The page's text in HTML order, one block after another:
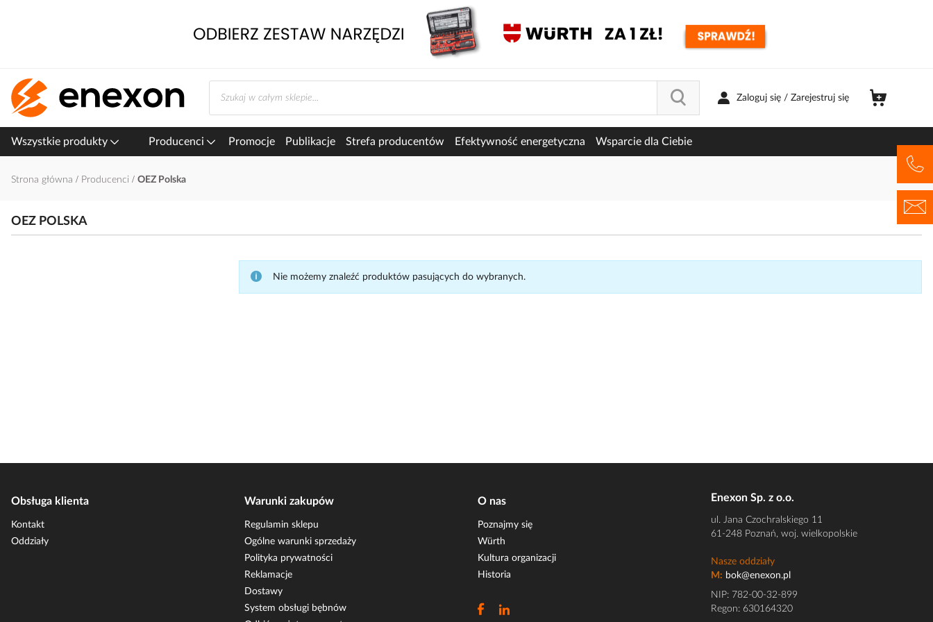
Zaloguj się / Zarejestruj się
Wszystkie produkty Producenci Promocje Publikacje Strefa producentów Efektywność energetyczna Wsparcie dla Ciebie
Strona główna Producenci OEZ Polska
OEZ POLSKA
Nie możemy znaleźć produktów pasujących do wybranych.
Obsługa klienta
Kontakt
Oddziały
Warunki zakupów
Regulamin sklepu
Ogólne warunki sprzedaży
Polityka prywatności
Reklamacje
Dostawy
System obsługi bębnów
O nas
Poznajmy się
Würth
Kultura organizacji
Historia
Enexon Sp. z o.o.
ul. Jana Czochralskiego 11
61-248 Poznań, woj. wielkopolskie
Nasze oddziały
M: bok@enexon.pl
NIP: 782-00-32-899
Regon: 630164320